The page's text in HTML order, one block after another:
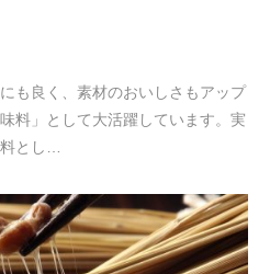
も良く、素材のおいしさもアップ
料」として大活躍しています。実
とし…